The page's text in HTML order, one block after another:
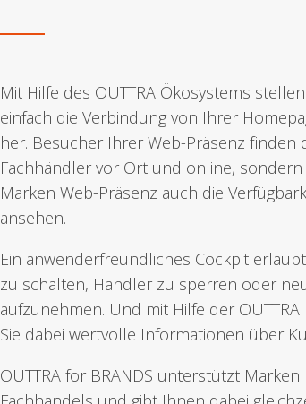
Mit Hilfe des OUTTRA Ökosystems
einfach die Verbindung von Ihrer
her. Besucher Ihrer Web-Präsenz finden
Fachhändler vor Ort und online,
Marken Web-Präsenz auch die
ansehen.
Ein anwenderfreundliches Cockpit
zu schalten, Händler zu sperren oder
aufzunehmen. Und mit Hilfe der
Sie dabei wertvolle Informationen über
OUTTRA for BRANDS unterstützt